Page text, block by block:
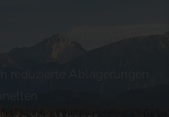
reduzierte Ablagerungen